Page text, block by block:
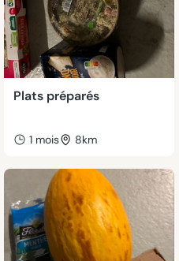
Plats préparés
1 mois 8km